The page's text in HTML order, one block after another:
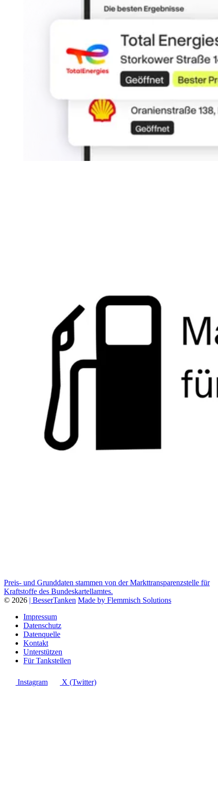
Preis- und Grunddaten stammen von der Markttransparenzstelle für
Kraftstoffe des Bundeskartellamtes.
© 2026 | BesserTanken Made by Flemmisch Solutions
Impressum
Datenschutz
Datenquelle
Kontakt
Unterstützen
Für Tankstellen
Instagram X (Twitter)